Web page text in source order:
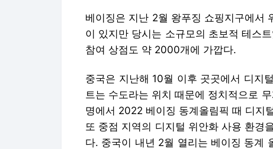
베이징은 지난 2월 왕푸징 쇼핑지구에서
이 있지만 당시는 소규모의 초보적 테스
참여 상점도 약 2000개에 가깝다.
중국은 지난해 10월 이후 곳곳에서 디지
트는 수도라는 위치 때문에 정치적으로
명에서 2022 베이징 동계올림픽 때 디지
또 중점 지역의 디지털 위안화 사용 환경
다. 중국이 내년 2월 열리는 베이징 동계